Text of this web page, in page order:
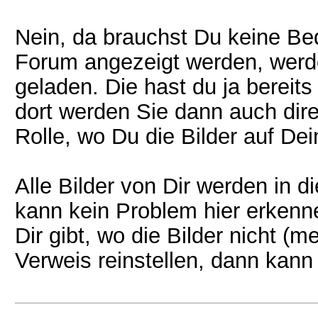
Nein, da brauchst Du keine
Forum angezeigt werden,
geladen. Die hast du ja
dort werden Sie dann auch
Rolle, wo Du die Bilder auf
Alle Bilder von Dir werden in
kann kein Problem hier
Dir gibt, wo die Bilder nicht
Verweis reinstellen, dann